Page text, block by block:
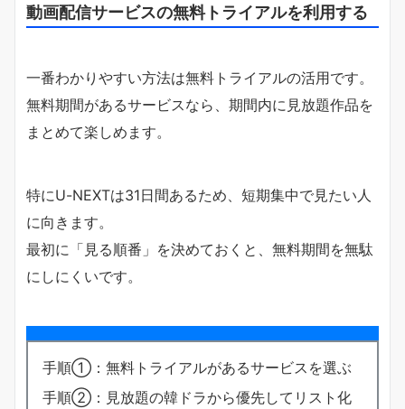
動画配信サービスの無料トライアルを利用する
一番わかりやすい方法は無料トライアルの活用です。
無料期間があるサービスなら、期間内に見放題作品を
まとめて楽しめます。
特にU-NEXTは31日間あるため、短期集中で見たい人
に向きます。
最初に「見る順番」を決めておくと、無料期間を無駄
にしにくいです。
手順①：無料トライアルがあるサービスを選ぶ
手順②：見放題の韓ドラから優先してリスト化